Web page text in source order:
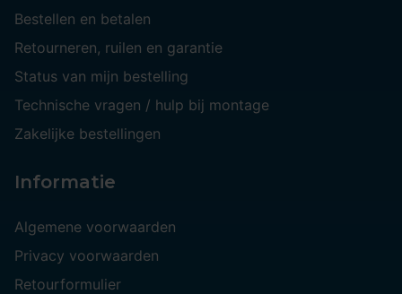
Bestellen en betalen
Retourneren, ruilen en garantie
Status van mijn bestelling
Technische vragen / hulp bij montage
Zakelijke bestellingen
Informatie
Algemene voorwaarden
Privacy voorwaarden
Retourformulier